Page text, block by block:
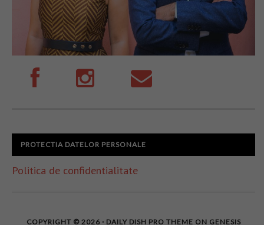
PROTECTIA DATELOR PERSONALE
Politica de confidentialitate
COPYRIGHT © 2026 · DAILY DISH PRO THEME ON GENESIS